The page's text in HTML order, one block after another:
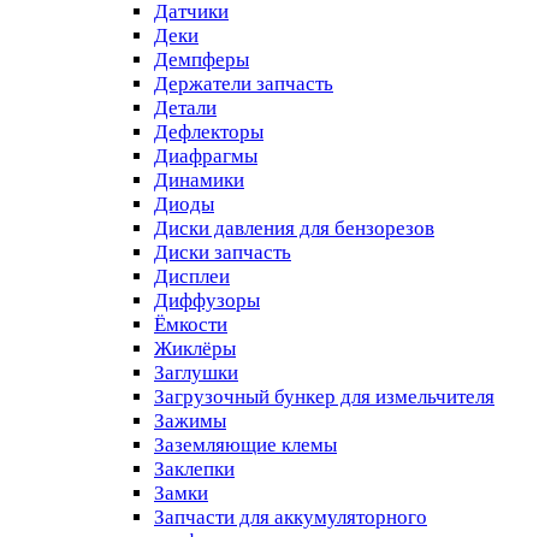
Датчики
Деки
Демпферы
Держатели запчасть
Детали
Дефлекторы
Диафрагмы
Динамики
Диоды
Диски давления для бензорезов
Диски запчасть
Дисплеи
Диффузоры
Ёмкости
Жиклёры
Заглушки
Загрузочный бункер для измельчителя
Зажимы
Заземляющие клемы
Заклепки
Замки
Запчасти для аккумуляторного